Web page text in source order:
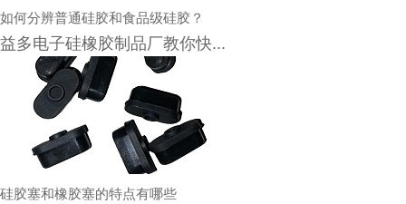
如何分辨普通硅胶和食品级硅胶？
益多电子硅橡胶制品厂教你快...
硅胶塞和橡胶塞的特点有哪些